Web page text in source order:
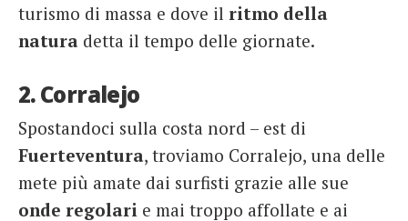
turismo di massa e dove il ritmo della
natura detta il tempo delle giornate.
2. Corralejo
Spostandoci sulla costa nord – est di
Fuerteventura, troviamo Corralejo, una delle
mete più amate dai surfisti grazie alle sue
onde regolari e mai troppo affollate e ai